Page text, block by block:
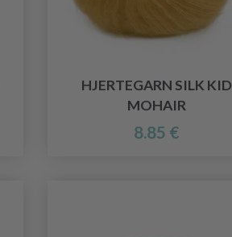
HJERTEGARN SILK KID
MOHAIR
8.85 €